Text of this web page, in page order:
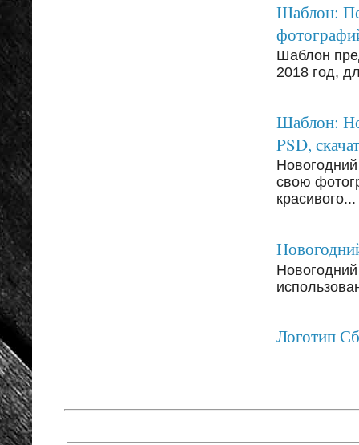
Шаблон:
Шаблон
2018 год,
Шаблон:
PSD,
свою
красивого...
Логотип